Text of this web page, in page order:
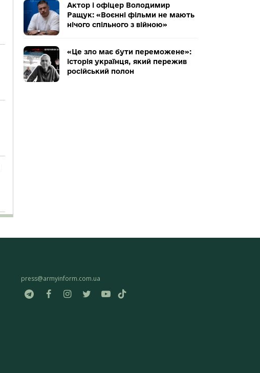
Актор і офіцер Володимир
Ращук: «Воєнні фільми не мають
нічого спільного з війною»
«Це зло має бути переможене»:
історія українця, який пережив
російський полон
press@armyinform.com.ua